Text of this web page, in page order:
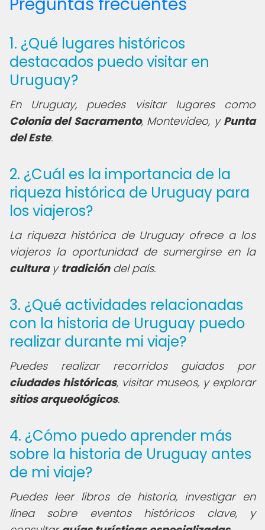
1. ¿Qué lugares históricos
destacados puedo visitar en
Uruguay?
En Uruguay, puedes visitar lugares como
Colonia del Sacramento, Montevideo, y Punta
del Este.
2. ¿Cuál es la importancia de la
riqueza histórica de Uruguay para
los viajeros?
La riqueza histórica de Uruguay ofrece a los
viajeros la oportunidad de sumergirse en la
culturay tradicióndel país.
3. ¿Qué actividades relacionadas
con la historia de Uruguay puedo
realizar durante mi viaje?
Puedes realizar recorridos guiados por
ciudades históricas, visitar museos, y explorar
sitios arqueológicos.
4. ¿Cómo puedo aprender más
sobre la historia de Uruguay antes
de mi viaje?
Puedes leer libros de historia, investigar en
línea sobre eventos históricos clave, y